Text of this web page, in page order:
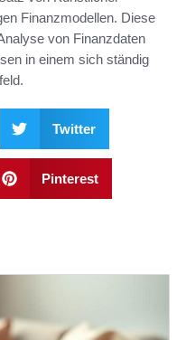
Finanzmodellen. Diese
von Finanzdaten
in einem sich ständig
Twitter
Pinterest